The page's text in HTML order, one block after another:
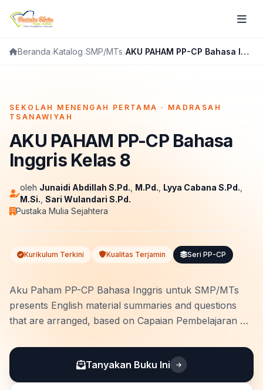
Beranda Katalog SMP/MTs AKU PAHAM PP-CP Bahasa Inggris Kelas 8
SEKOLAH MENENGAH PERTAMA · MADRASAH
TSANAWIYAH
AKU PAHAM PP-CP Bahasa
Inggris Kelas 8
oleh Junaidi Abdillah S.Pd. M.Pd. Lyya Cabana S.Pd.
M.Si. Sari Wulandari S.Pd.
Pustaka Mulia Sejahtera
Kurikulum Terkini Kualitas Terjamin Seri PP-CP
Aku Paham PP-CP Bahasa Inggris untuk SMP/MTs
presents English material summaries and questions
that are arranged, based on Capaian Pembelajaran of
characteristics, such as: * Supplementary materials
that give brief material explanation. * Let’s …
Tanyakan Buku Ini